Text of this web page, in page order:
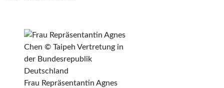
Frau Repräsentantin Agnes